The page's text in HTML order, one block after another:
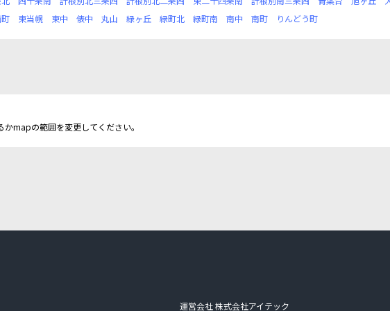
東当幌 東中 俵中 丸山 緑ヶ丘 緑町北 緑町南 南中 南町 りんどう町
mapの範囲を変更してください。
運営会社 株式会社アイテック